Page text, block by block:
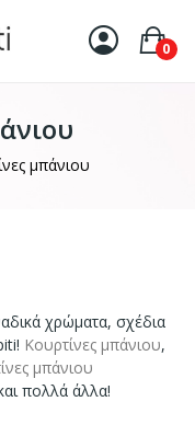
0
μπάνιου
χρώματα, σχέδια
Κουρτίνες μπάνιου,
μπάνιου
πολλά άλλα!